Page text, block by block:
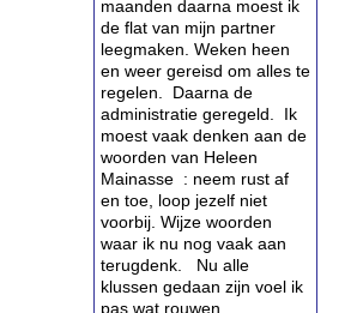
maanden daarna moest ik
de flat van mijn partner
leegmaken. Weken heen
en weer gereisd om alles te
regelen. Daarna de
administratie geregeld. Ik
moest vaak denken aan de
woorden van Heleen
Mainasse : neem rust af
en toe, loop jezelf niet
voorbij. Wijze woorden
waar ik nu nog vaak aan
terugdenk. Nu alle
klussen gedaan zijn voel ik
pas wat rouwen